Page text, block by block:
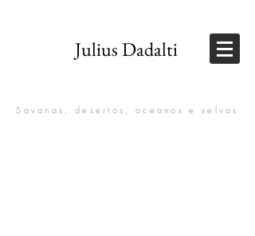
Julius Dadalti
Savanas, desertos, oceanos e selvas